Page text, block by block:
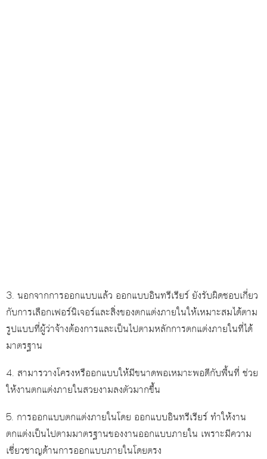
3. นอกจากการออกแบบแล้ว ออกแบบอินทรีเรียร์ ยังรับผิดชอบเกี่ยว
กับการเลือกเฟอร์นิเจอร์และสิ่งของตกแต่งภายในให้เหมาะสมได้ตาม
รูปแบบที่ผู้ว่าจ้างต้องการและเป็นไปตามหลักการตกแต่งภายในที่ได้
มาตรฐาน
4. สามารวางโครงหรืออกแบบให้มีขนาดพอเหมาะพอดีกับพื้นที่ ช่วย
ให้งานตกแต่งภายในสวยงามลงตัวมากขึ้น
5. การออกแบบตกแต่งภายในโดย ออกแบบอินทรีเรียร์ ทำให้งาน
ตกแต่งเป็นไปตามมาตรฐานของงานออกแบบภายใน เพราะมีความ
เชี่ยวชาญด้านการออกแบบภายในโดยตรง